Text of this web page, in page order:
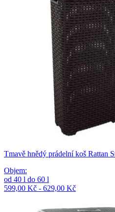
Tmavě hnědý prádelní koš Rattan
Objem:
od 40 l do 60 l
599,00 Kč - 629,00 Kč